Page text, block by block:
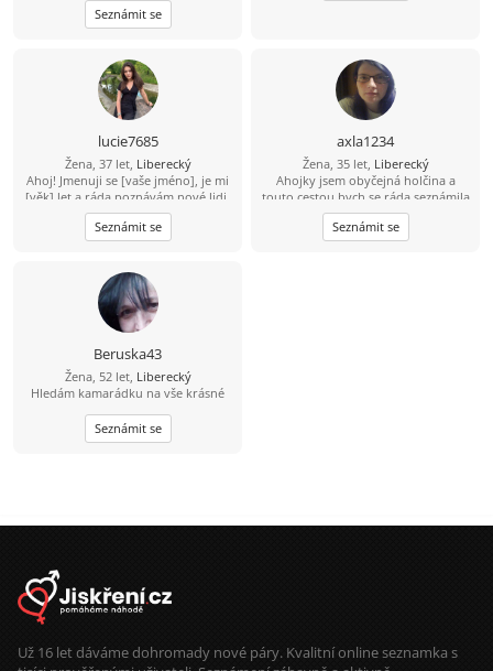
Seznámit se
lucie7685
Žena, 37 let, Liberecký
Ahoj! Jmenuji se [vaše jméno], je mi
[věk] let a ráda poznávám nové lidi.
Jsem přátelská, otevřená a upřímná,
miluji cestování, přírodu a dobré
jídlo. Ve volném čase ráda čtu,
procházku. Hledám někoho, kdo je
upřímný, veselý a má smysl pro
humor. Pokud máš zájem se poznat,
neváhej mě kontaktovat!
Seznámit se
axla1234
Žena, 35 let, Liberecký
Ahojky jsem obyčejná holčina a
touto cestou bych se ráda seznámila
se slečnou na pokec a třeba i víc...
Pouze diskrétně prosím mám rodinu
ale ráda bych poznala něco nového
Seznámit se
Beruska43
Žena, 52 let, Liberecký
Hledám kamarádku na vše krásné
Seznámit se
Už 16 let dáváme dohromady nové páry. Kvalitní online seznamka s